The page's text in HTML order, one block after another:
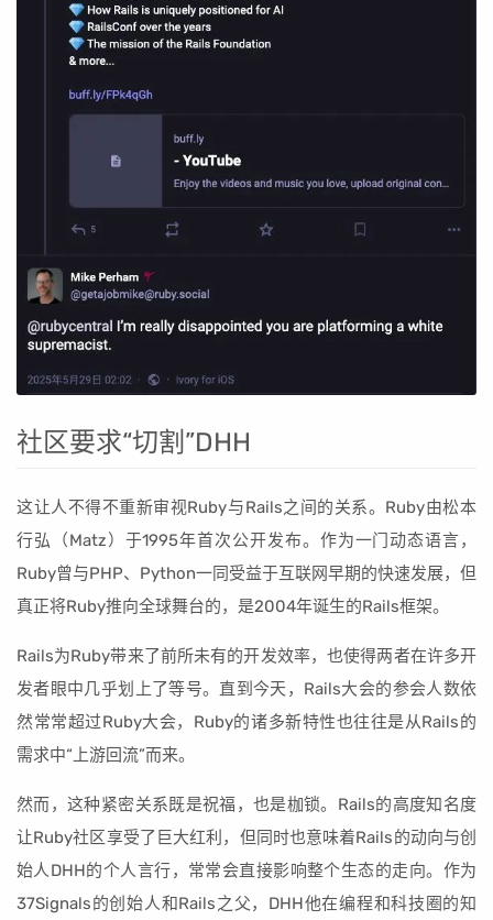
社区要求“切割”DHH
这让人不得不重新审视Ruby与Rails之间的关系。Ruby由松本
行弘（Matz）于1995年首次公开发布。作为一门动态语言，
Ruby曾与PHP、Python一同受益于互联网早期的快速发展，但
真正将Ruby推向全球舞台的，是2004年诞生的Rails框架。
Rails为Ruby带来了前所未有的开发效率，也使得两者在许多开
发者眼中几乎划上了等号。直到今天，Rails大会的参会人数依
然常常超过Ruby大会，Ruby的诸多新特性也往往是从Rails的
需求中“上游回流”而来。
然而，这种紧密关系既是祝福，也是枷锁。Rails的高度知名度
让Ruby社区享受了巨大红利，但同时也意味着Rails的动向与创
始人DHH的个人言行，常常会直接影响整个生态的走向。作为
37Signals的创始人和Rails之父，DHH他在编程和科技圈的知